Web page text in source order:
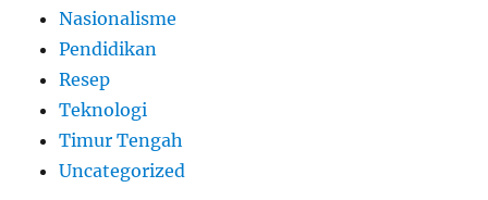
Nasionalisme
Pendidikan
Resep
Teknologi
Timur Tengah
Uncategorized